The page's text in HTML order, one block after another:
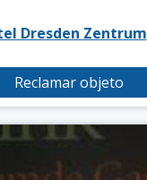
Dresden Zentrum
Reclamar objeto